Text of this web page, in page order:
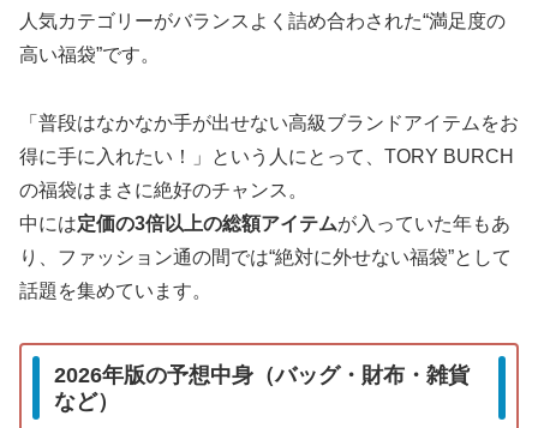
人気カテゴリーがバランスよく詰め合わされた“満足度の
高い福袋”です。
「普段はなかなか手が出せない高級ブランドアイテムをお
得に手に入れたい！」という人にとって、TORY BURCH
の福袋はまさに絶好のチャンス。
中には定価の3倍以上の総額アイテムが入っていた年もあ
り、ファッション通の間では“絶対に外せない福袋”として
話題を集めています。
2026年版の予想中身（バッグ・財布・雑貨
など）